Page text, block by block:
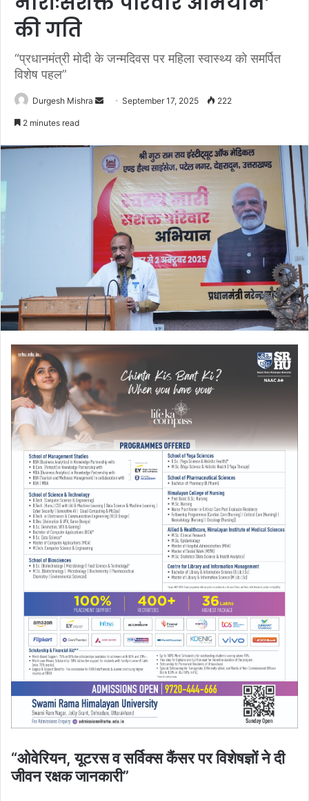
की गति
“प्रधानमंत्री मोदी के जन्मदिवस पर महिला स्वास्थ्य को समर्पित
विशेष पहल”
Durgesh Mishra
Send September 17, 2025 222
2 minutes read
“ओवेरियन, यूटरस व सर्विक्स कैंसर पर विशेषज्ञों ने दी
जीवन रक्षक जानकारी”